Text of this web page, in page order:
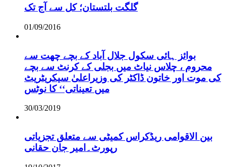
گلگت بلتستان؛ کل سے آج تک
01/09/2016
بوائز ہائی سکول جلال آباد کے بچے چھت سے
محروم ، چلاس نیاٹ میں بجلی کے کرنٹ سے بچے
کی موت اور خاتون ڈاکٹر کی وزیراعلیٰ سیکریٹریٹ
میں تعیناتی‘‘ کا نوٹس
30/03/2019
بین الاقوامی ریڈکراس کمیٹی سے متعلق تجزیاتی
رپورٹ۔امیر جان حقانی